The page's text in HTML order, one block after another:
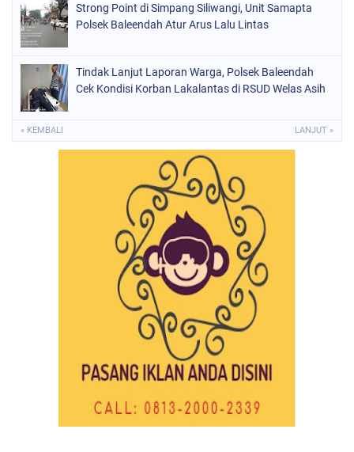
Strong Point di Simpang Siliwangi, Unit Samapta
Polsek Baleendah Atur Arus Lalu Lintas
Tindak Lanjut Laporan Warga, Polsek Baleendah
Cek Kondisi Korban Lakalantas di RSUD Welas Asih
« KEMBALI LANJUT »